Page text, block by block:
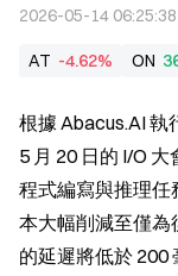
2026-05-14 06:25:38
AT -4.62% ON
根據 Abacus.AI 執
5 月 20 日的 I/O
程式編寫與推理任
本大幅削減至僅為
的延遲將低於 200